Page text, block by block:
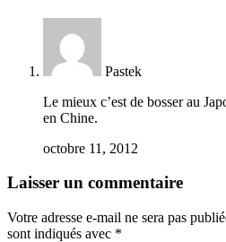
Pastek
Le mieux c’est de bosser au
en Chine.
octobre 11, 2012
Laisser un commentaire
Votre adresse e-mail ne sera pas
sont indiqués avec *